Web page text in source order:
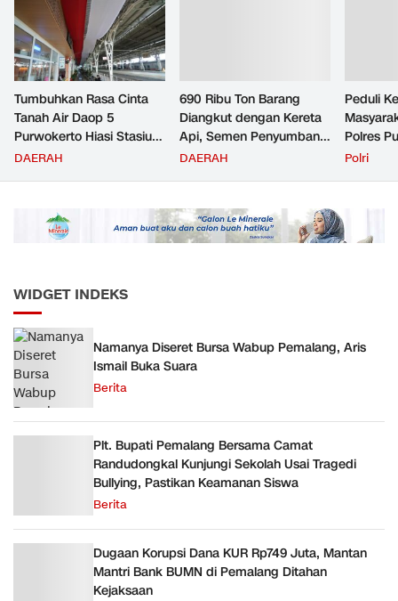
Tumbuhkan Rasa Cinta
Tanah Air Daop 5
Purwokerto Hiasi Stasiun
dengan Ornamen
DAERAH
690 Ribu Ton Barang
Diangkut dengan Kereta
Api, Semen Penyumbang
Volume Terbesar
Semester 1 Tahun 2026
DAERAH
Peduli
Polres
Jemput
Polri
WIDGET INDEKS
Namanya Diseret Bursa Wabup Pemalang, Aris
Ismail Buka Suara
Berita
Plt. Bupati Pemalang Bersama Camat
Randudongkal Kunjungi Sekolah Usai Tragedi
Bullying, Pastikan Keamanan Siswa
Berita
Dugaan Korupsi Dana KUR Rp749 Juta, Mantan
Mantri Bank BUMN di Pemalang Ditahan
Kejaksaan